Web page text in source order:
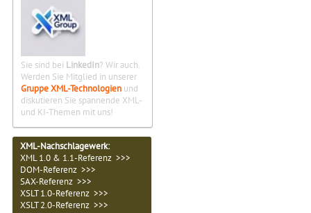
Sie sind bei LinkedIn? Wir auch.
Werden Sie Mitglied in unserer
Gruppe XML-Technologien und
diskutieren Sie spannende XML-
und KI-Themen mit uns!
XML-Nachschlagewerk:
XML 1.0 & 1.1-Referenz >>>
DOM-Referenz >>>
SAX-Referenz >>>
XSLT 1.0-Referenz >>>
XSLT 2.0-Referenz >>>